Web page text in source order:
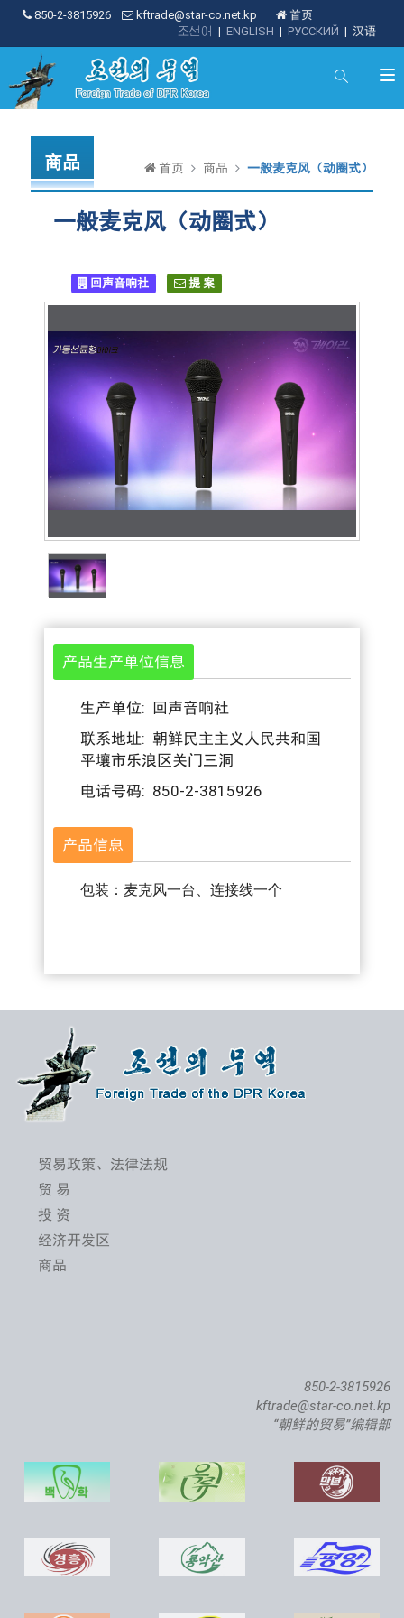
850-2-3815926 kftrade@star-co.net.kp
首页
| 汉语
| РУССКИЙ
| ENGLISH
조선어
商品 首页 商品 一般麦克风（动圈式）
一般麦克风（动圈式）
回声音响社 提 案
产品生产单位信息
生产单位: 回声音响社
联系地址: 朝鲜民主主义人民共和国
平壤市乐浪区关门三洞
电话号码: 850-2-3815926
产品信息
包装：麦克风一台、连接线一个
贸易政策、法律法规
贸 易
投 资
经济开发区
商品
850-2-3815926
kftrade@star-co.net.kp
“朝鲜的贸易”编辑部